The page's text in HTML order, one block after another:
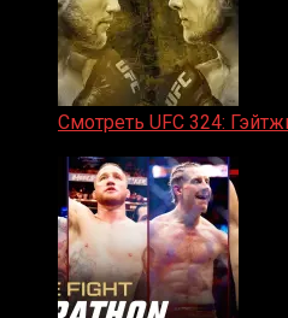
Смотреть UFC 324: